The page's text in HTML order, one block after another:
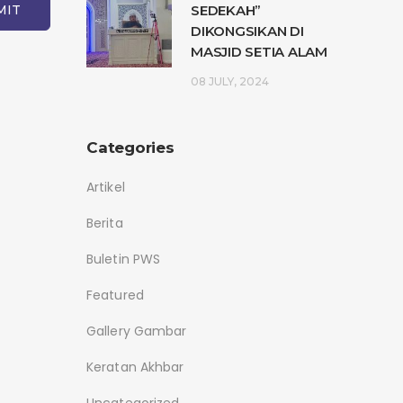
SEDEKAH”
DIKONGSIKAN DI
MASJID SETIA ALAM
08 JULY, 2024
Categories
Artikel
Berita
Buletin PWS
Featured
Gallery Gambar
Keratan Akhbar